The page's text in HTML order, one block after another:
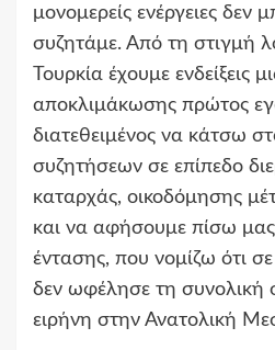
μονομερείς ενέργειες δεν
συζητάμε. Από τη στιγμή
Τουρκία έχουμε ενδείξεις
αποκλιμάκωσης πρώτος
διατεθειμένος να κάτσω
συζητήσεων σε επίπεδο
καταρχάς, οικοδόμησης
και να αφήσουμε πίσω
έντασης, που νομίζω ότι
δεν ωφέλησε τη συνολική
ειρήνη στην Ανατολική